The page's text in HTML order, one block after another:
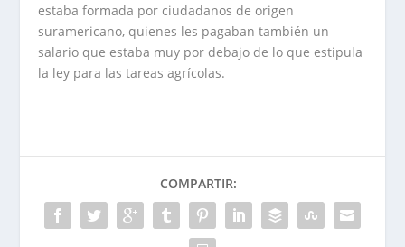
estaba formada por ciudadanos de origen
suramericano, quienes les pagaban también un
salario que estaba muy por debajo de lo que estipula
la ley para las tareas agrícolas.
COMPARTIR: